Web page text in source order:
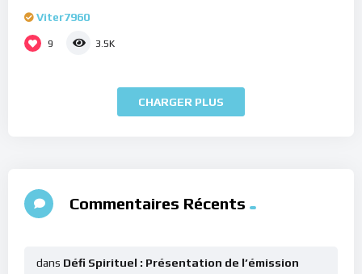
Viter7960
9 3.5K
CHARGER PLUS
Commentaires Récents
dans Défi Spirituel : Présentation de l’émission